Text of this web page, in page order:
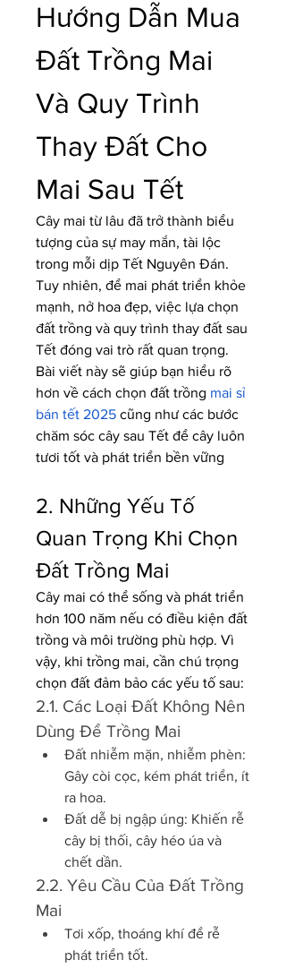
Hướng Dẫn Mua
Đất Trồng Mai
Và Quy Trình
Thay Đất Cho
Mai Sau Tết
Cây mai từ lâu đã trở thành biểu
tượng của sự may mắn, tài lộc
trong mỗi dịp Tết Nguyên Đán.
Tuy nhiên, để mai phát triển khỏe
mạnh, nở hoa đẹp, việc lựa chọn
đất trồng và quy trình thay đất sau
Tết đóng vai trò rất quan trọng.
Bài viết này sẽ giúp bạn hiểu rõ
hơn về cách chọn đất trồng mai sỉ
bán tết 2025 cũng như các bước
chăm sóc cây sau Tết để cây luôn
tươi tốt và phát triển bền vững
2. Những Yếu Tố
Quan Trọng Khi Chọn
Đất Trồng Mai
Cây mai có thể sống và phát triển
hơn 100 năm nếu có điều kiện đất
trồng và môi trường phù hợp. Vì
vậy, khi trồng mai, cần chú trọng
chọn đất đảm bảo các yếu tố sau:
2.1. Các Loại Đất Không Nên
Dùng Để Trồng Mai
Đất nhiễm mặn, nhiễm phèn:
Gây còi cọc, kém phát triển, ít
ra hoa.
Đất dễ bị ngập úng: Khiến rễ
cây bị thối, cây héo úa và
chết dần.
2.2. Yêu Cầu Của Đất Trồng
Mai
Tơi xốp, thoáng khí để rễ
phát triển tốt.